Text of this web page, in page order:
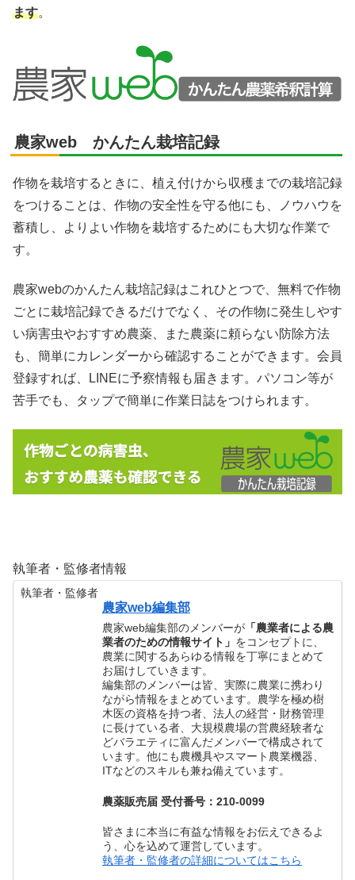
ます。
農家web かんたん栽培記録
作物を栽培するときに、植え付けから収穫までの栽培記録
をつけることは、作物の安全性を守る他にも、ノウハウを
蓄積し、よりよい作物を栽培するためにも大切な作業で
す。
農家webのかんたん栽培記録はこれひとつで、無料で作物
ごとに栽培記録できるだけでなく、その作物に発生しやす
い病害虫やおすすめ農薬、また農薬に頼らない防除方法
も、簡単にカレンダーから確認することができます。会員
登録すれば、LINEに予察情報も届きます。パソコン等が
苦手でも、タップで簡単に作業日誌をつけられます。
執筆者・監修者情報
執筆者・監修者
農家web編集部
農家web編集部のメンバーが 「農業者による農
業者のための情報サイト」 をコンセプトに、
農業に関するあらゆる情報を丁寧にまとめて
お届けしていきます。
編集部のメンバーは皆、実際に農業に携わり
ながら情報をまとめています。農学を極め樹
木医の資格を持つ者、法人の経営・財務管理
に長けている者、大規模農場の営農経験者な
どバラエティに富んだメンバーで構成されて
います。他にも農機具やスマート農業機器、
ITなどのスキルも兼ね備えています。
農薬販売届 受付番号：210-0099
皆さまに本当に有益な情報をお伝えできるよ
う、心を込めて運営しています。
執筆者・監修者の詳細についてはこちら